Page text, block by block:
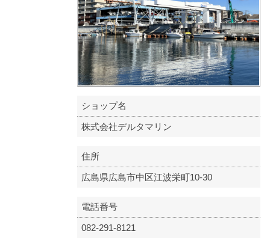
ショップ名
株式会社デルタマリン
住所
広島県広島市中区江波栄町10-30
電話番号
082-291-8121